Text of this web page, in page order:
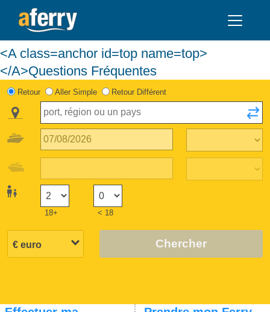
<A class=anchor id=top name=top>
</A>Questions Fréquentes
Retour Aller Simple Retour Différent
18+ < 18
Chercher